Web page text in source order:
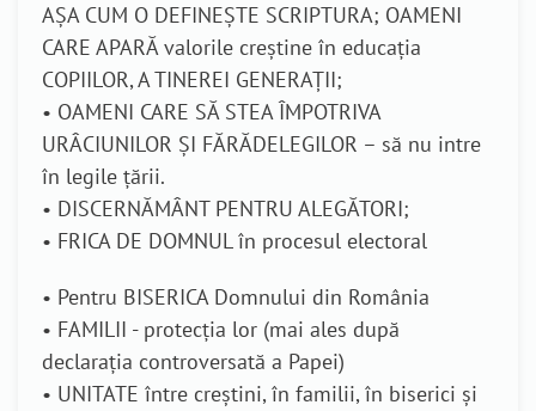
AȘA CUM O DEFINEȘTE SCRIPTURA; OAMENI
CARE APARĂ valorile creștine în educația
COPIILOR, A TINEREI GENERAȚII;
• OAMENI CARE SĂ STEA ÎMPOTRIVA
URÂCIUNILOR ȘI FĂRĂDELEGILOR – să nu intre
în legile țării.
• DISCERNĂMÂNT PENTRU ALEGĂTORI;
• FRICA DE DOMNUL în procesul electoral
• Pentru BISERICA Domnului din România
• FAMILII - protecția lor (mai ales după
declarația controversată a Papei)
• UNITATE între creștini, în familii, în biserici și